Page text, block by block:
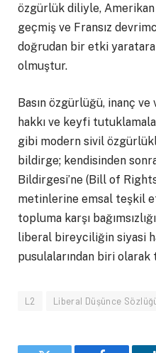
özgürlük diliyle, Amerikan
geçmiş ve Fransız
doğrudan bir etki
olmuştur.
Basın özgürlüğü, inanç
hakkı ve keyfi
gibi modern sivil
bildirge; kendisinden
Bildirgesi’ne (Bill of
metinlerine emsal teşkil
topluma karşı
liberal bireyciliğin siyasi
pusulalarından biri
L2 Liberal Düşünce